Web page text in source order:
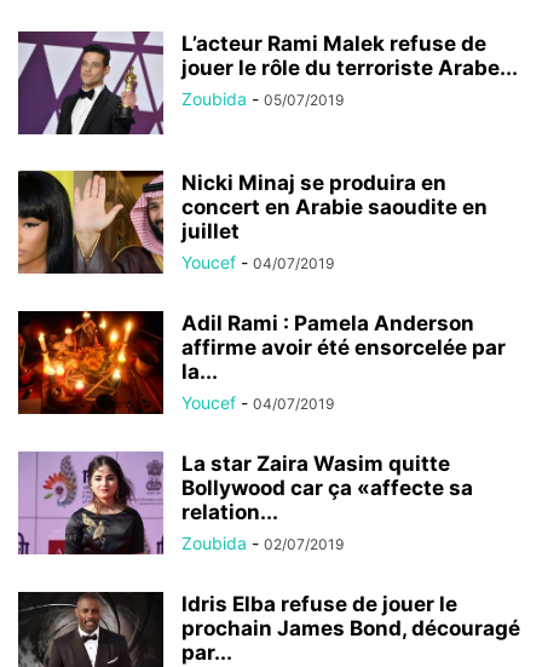
L’acteur Rami Malek refuse de
jouer le rôle du terroriste Arabe...
Zoubida - 05/07/2019
Nicki Minaj se produira en
concert en Arabie saoudite en
juillet
Youcef - 04/07/2019
Adil Rami : Pamela Anderson
affirme avoir été ensorcelée par
la...
Youcef - 04/07/2019
La star Zaira Wasim quitte
Bollywood car ça «affecte sa
relation...
Zoubida - 02/07/2019
Idris Elba refuse de jouer le
prochain James Bond, découragé
par...